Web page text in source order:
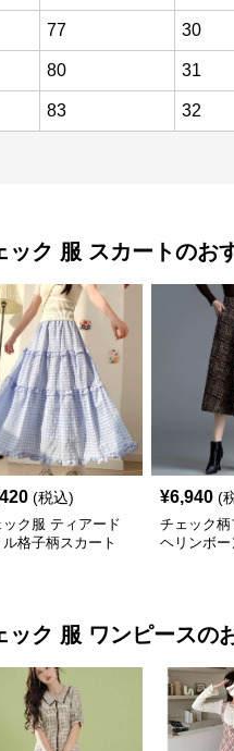
77 30
80 31
83 32
ック 服 スカートのお
(税込)
ック服 ティアード
ル格子柄スカート
¥6,940 (
チェック
ヘリンボ
ック 服 ワンピースの